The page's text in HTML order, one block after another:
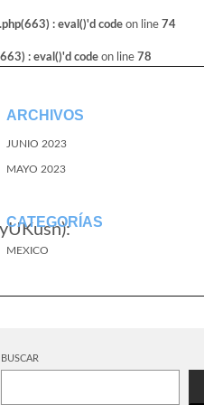
: eval()'d code on line 74
: eval()'d code on line 78
ARCHIVOS
JUNIO 2023
MAYO 2023
CATEGORÍAS
MEXICO
BUSCAR